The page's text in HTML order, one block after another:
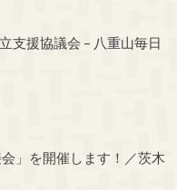
支援協議会 – 八重山毎日
」を開催します！／茨木